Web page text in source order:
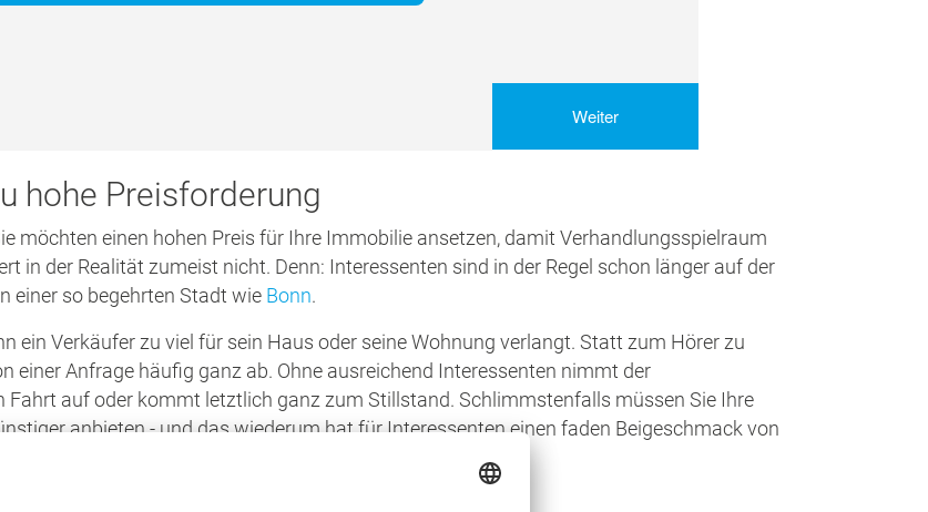
hohe Preisforderung
möchten einen hohen Preis für Ihre Immobilie ansetzen, damit Verhandlungsspielraum
in der Realität zumeist nicht. Denn: Interessenten sind in der Regel schon länger auf der
einer so begehrten Stadt wie Bonn.
ein Verkäufer zu viel für sein Haus oder seine Wohnung verlangt. Statt zum Hörer zu
einer Anfrage häufig ganz ab. Ohne ausreichend Interessenten nimmt der
auf oder kommt letztlich ganz zum Stillstand. Schlimmstenfalls müssen Sie Ihre
anbieten - und das wiederum hat für Interessenten einen faden Beigeschmack von